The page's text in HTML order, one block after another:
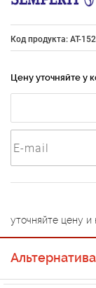
Код продукта: AT-
Цену уточняйте у
уточняйте цену
Альтернатива